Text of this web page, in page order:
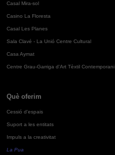
Casal Mira-sol
Casino La Floresta
Casal Les Planes
Sala Clavé - La Unió Centre Cultural
Casa Aymat
Centre Grau-Garriga d'Art Tèxtil Contemporani
Què oferim
Cessió d'espais
Suport a les entitats
Impuls a la creativitat
La Pua